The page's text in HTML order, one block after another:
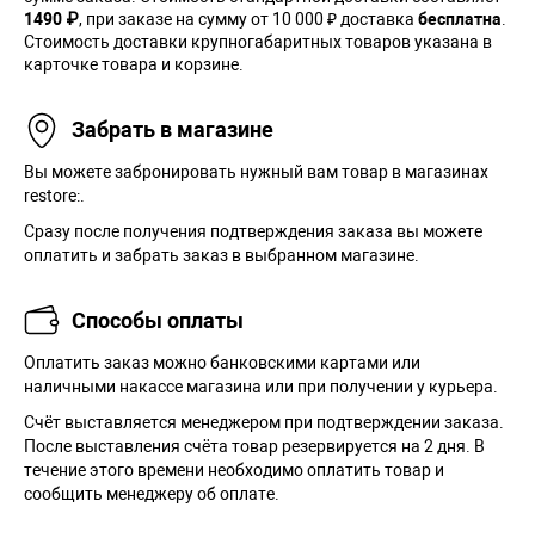
1490 ₽, при заказе на сумму от 10 000 ₽ доставка бесплатна
Стоимость доставки крупногабаритных товаров указана в
карточке товара и корзине.
Забрать в магазине
Вы можете забронировать нужный вам товар в магазинах
restore:.
Сразу после получения подтверждения заказа вы можете
оплатить и забрать заказ в выбранном магазине.
Способы оплаты
Оплатить заказ можно банковскими картами или
наличными накассе магазина или при получении у курьера.
Cчёт выставляется менеджером при подтверждении заказа.
После выставления счёта товар резервируется на 2 дня. В
течение этого времени необходимо оплатить товар и
сообщить менеджеру об оплате.